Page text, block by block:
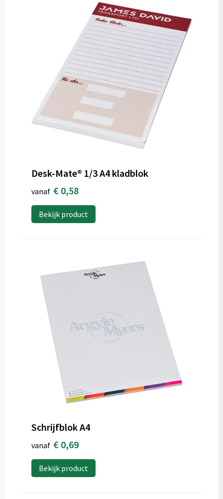
Desk-Mate® 1/3 A4 kladblok
vanaf € 0,58
Bekijk product
Schrijfblok A4
vanaf € 0,69
Bekijk product